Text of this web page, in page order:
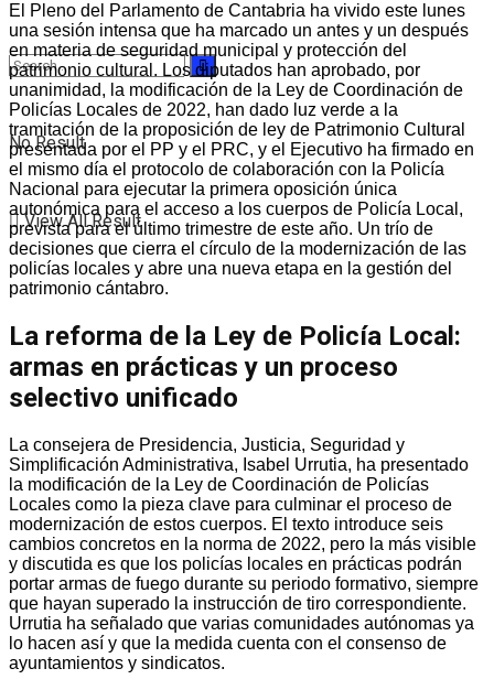
No Result
View All Result
El Pleno del Parlamento de Cantabria ha vivido este lunes
una sesión intensa que ha marcado un antes y un después
en materia de seguridad municipal y protección del
patrimonio cultural. Los diputados han aprobado, por
unanimidad, la modificación de la Ley de Coordinación de
Policías Locales de 2022, han dado luz verde a la
tramitación de la proposición de ley de Patrimonio Cultural
presentada por el PP y el PRC, y el Ejecutivo ha firmado en
el mismo día el protocolo de colaboración con la Policía
Nacional para ejecutar la primera oposición única
autonómica para el acceso a los cuerpos de Policía Local,
prevista para el último trimestre de este año. Un trío de
decisiones que cierra el círculo de la modernización de las
policías locales y abre una nueva etapa en la gestión del
patrimonio cántabro.
La reforma de la Ley de Policía Local:
armas en prácticas y un proceso
selectivo unificado
La consejera de Presidencia, Justicia, Seguridad y
Simplificación Administrativa, Isabel Urrutia, ha presentado
la modificación de la Ley de Coordinación de Policías
Locales como la pieza clave para culminar el proceso de
modernización de estos cuerpos. El texto introduce seis
cambios concretos en la norma de 2022, pero la más visible
y discutida es que los policías locales en prácticas podrán
portar armas de fuego durante su periodo formativo, siempre
que hayan superado la instrucción de tiro correspondiente.
Urrutia ha señalado que varias comunidades autónomas ya
lo hacen así y que la medida cuenta con el consenso de
ayuntamientos y sindicatos.